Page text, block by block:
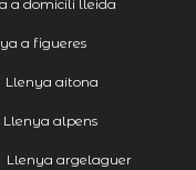
a domicili lleida
a figueres
Llenya aitona
Llenya alpens
Llenya argelaguer